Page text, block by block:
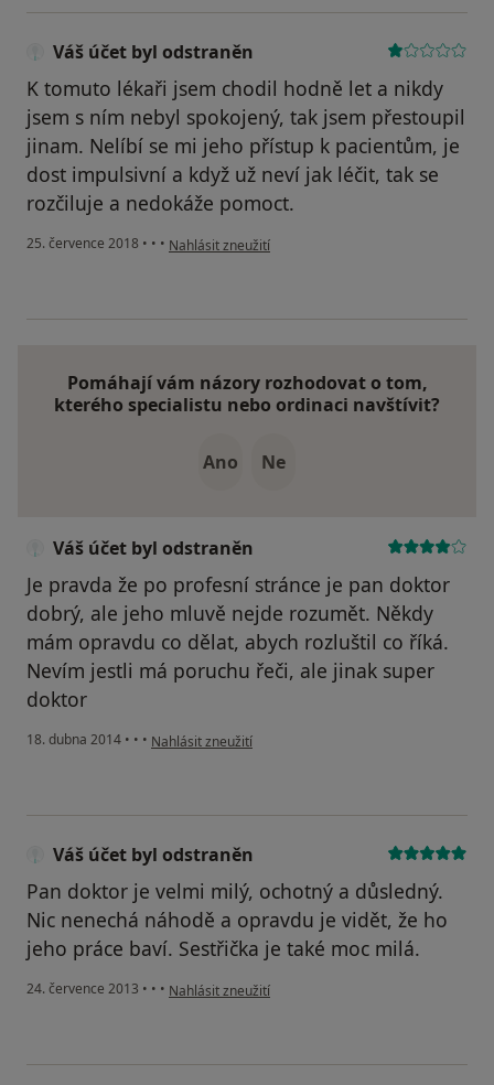
Váš účet byl odstraněn
K tomuto lékaři jsem chodil hodně let a nikdy
jsem s ním nebyl spokojený, tak jsem přestoupil
jinam. Nelíbí se mi jeho přístup k pacientům, je
dost impulsivní a když už neví jak léčit, tak se
rozčiluje a nedokáže pomoct.
25. července 2018 • • • podle názoru uživatele Váš účet byl odstraněn
Nahlásit zneužití
Pomáhají vám názory rozhodovat o tom,
kterého specialistu nebo ordinaci navštívit?
Ano Ne
Váš účet byl odstraněn
Je pravda že po profesní stránce je pan doktor
dobrý, ale jeho mluvě nejde rozumět. Někdy
mám opravdu co dělat, abych rozluštil co říká.
Nevím jestli má poruchu řeči, ale jinak super
doktor
18. dubna 2014 • • • podle názoru uživatele Váš účet byl odstraněn
Nahlásit zneužití
Váš účet byl odstraněn
Pan doktor je velmi milý, ochotný a důsledný.
Nic nenechá náhodě a opravdu je vidět, že ho
jeho práce baví. Sestřička je také moc milá.
24. července 2013 • • • podle názoru uživatele Váš účet byl odstraněn
Nahlásit zneužití